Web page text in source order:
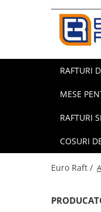
Refrigerare
RAFTURI
MESE
RAFTURI
COSURI
Euro Raft /